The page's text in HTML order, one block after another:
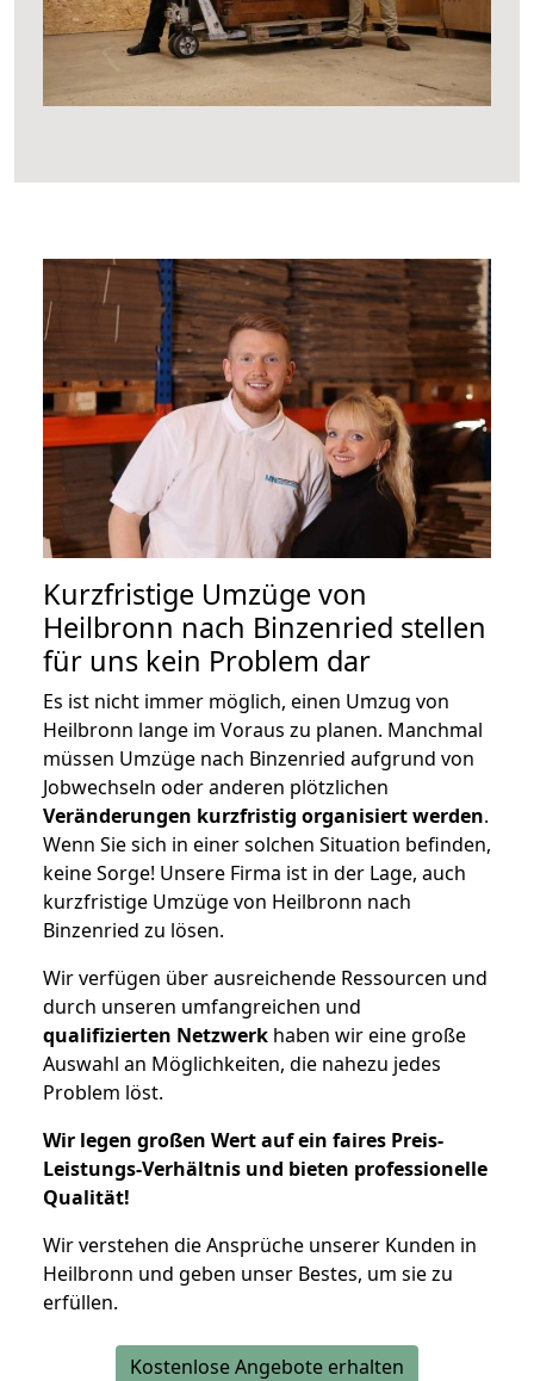
Kurzfristige Umzüge von
Heilbronn nach Binzenried stellen
für uns kein Problem dar
Es ist nicht immer möglich, einen Umzug von
Heilbronn lange im Voraus zu planen. Manchmal
müssen Umzüge nach Binzenried aufgrund von
Jobwechseln oder anderen plötzlichen
Veränderungen kurzfristig organisiert werden.
Wenn Sie sich in einer solchen Situation befinden,
keine Sorge! Unsere Firma ist in der Lage, auch
kurzfristige Umzüge von Heilbronn nach
Binzenried zu lösen.
Wir verfügen über ausreichende Ressourcen und
durch unseren umfangreichen und
qualifizierten Netzwerk haben wir eine große
Auswahl an Möglichkeiten, die nahezu jedes
Problem löst.
Wir legen großen Wert auf ein faires Preis-
Leistungs-Verhältnis und bieten professionelle
Qualität!
Wir verstehen die Ansprüche unserer Kunden in
Heilbronn und geben unser Bestes, um sie zu
erfüllen.
Kostenlose Angebote erhalten